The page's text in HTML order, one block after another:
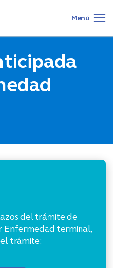
Menú
del trámite de
Enfermedad terminal,
trámite: